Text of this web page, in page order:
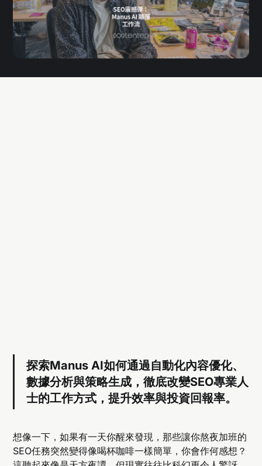
探索Manus AI如何通過自動化內容優化、
數據分析與策略生成，徹底改變SEO專業人
士的工作方式，提升效率與投資回報率。
想像一下，如果有一天你醒來發現，那些讓你熬夜加班的
SEO任務突然變得像喝杯咖啡一樣簡單，你會作何感想？